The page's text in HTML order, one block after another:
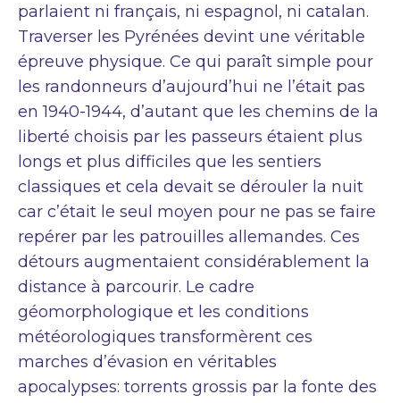
parlaient ni français, ni espagnol, ni catalan.
Traverser les Pyrénées devint une véritable
épreuve physique. Ce qui paraît simple pour
les randonneurs d’aujourd’hui ne l’était pas
en 1940-1944, d’autant que les chemins de la
liberté choisis par les passeurs étaient plus
longs et plus difficiles que les sentiers
classiques et cela devait se dérouler la nuit
car c’était le seul moyen pour ne pas se faire
repérer par les patrouilles allemandes. Ces
détours augmentaient considérablement la
distance à parcourir. Le cadre
géomorphologique et les conditions
météorologiques transformèrent ces
marches d’évasion en véritables
apocalypses: torrents grossis par la fonte des